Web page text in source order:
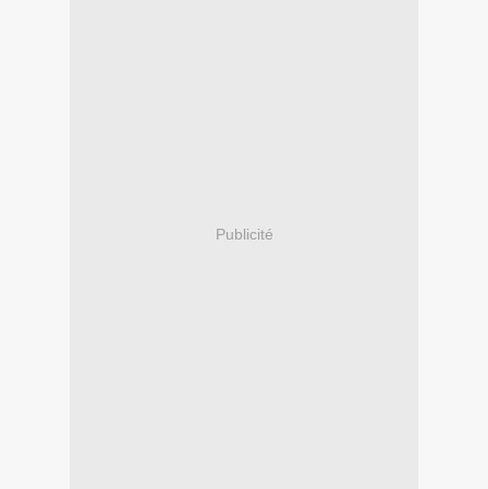
Publicité